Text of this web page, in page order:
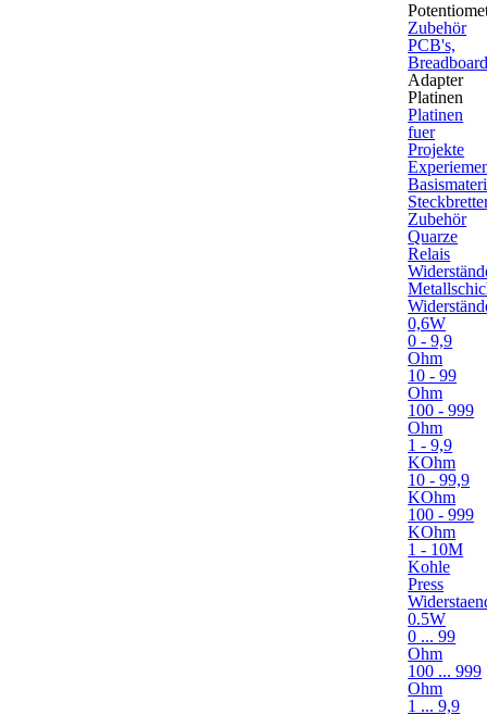
Zubehör
PCB's,
Adapter
Platinen
Platinen
fuer
Projekte
Zubehör
Quarze
Relais
0,6W
0 - 9,9
Ohm
10 - 99
Ohm
100 - 999
Ohm
1 - 9,9
KOhm
10 - 99,9
KOhm
100 - 999
KOhm
1 - 10M
Kohle
Press
0.5W
0 ... 99
Ohm
100 ... 999
Ohm
1 ... 9,9